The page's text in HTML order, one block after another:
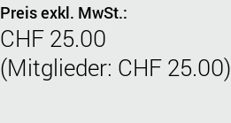
Preis exkl. MwSt.:
CHF 25.00
(Mitglieder: CHF 25.00)